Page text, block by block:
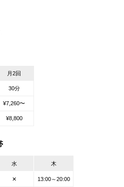
月2回
30分
¥7,260〜
¥8,800
水 木
✕ 13:00～20:00